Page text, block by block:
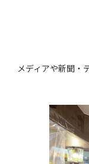
メディアや新聞・